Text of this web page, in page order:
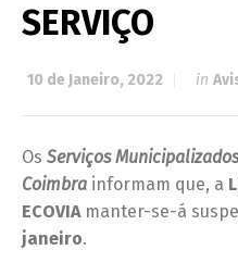
SERVIÇO
10 de Janeiro, 2022 in
Os Serviços
Coimbra informam que, a
ECOVIA manter-se-á
janeiro.